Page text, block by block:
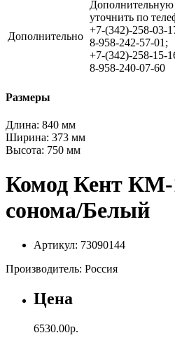
Дополнительно
уточнить по
+7-(342)-258-03-
8-958-242-57-01;
+7-(342)-258-15-
8-958-240-07-60
Размеры
Длина: 840 мм
Ширина: 373 мм
Высота: 750 мм
Комод Кент КМ-
сонома/Белый
Артикул: 73090144
Производитель: Россия
Цена
6530.00р.